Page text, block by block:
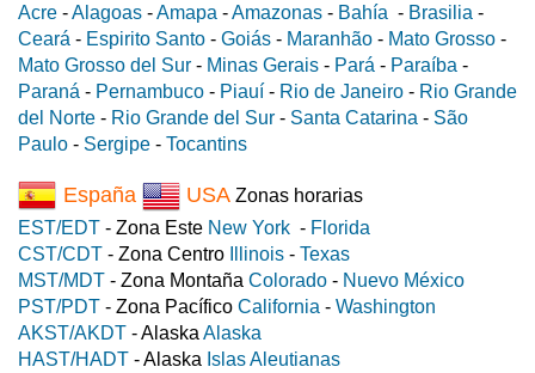
Acre -Alagoas -Amapa -Amazonas - Bahía - Brasilia -
Ceará - Espirito Santo - Goiás - Maranhão - Mato Grosso -
Mato Grosso del Sur - Minas Gerais - Pará - Paraíba -
Paraná - Pernambuco - Piauí - Rio de Janeiro - Rio Grande
del Norte - Rio Grande del Sur - Santa Catarina - São
Paulo - Sergipe - Tocantins
España USA Zonas horarias
EST/EDT - Zona Este New York - Florida
CST/CDT - Zona Centro Illinois - Texas
MST/MDT - Zona Montaña Colorado - Nuevo México
PST/PDT - Zona Pacífico California - Washington
AKST/AKDT - Alaska Alaska
HAST/HADT - Alaska Islas Aleutianas